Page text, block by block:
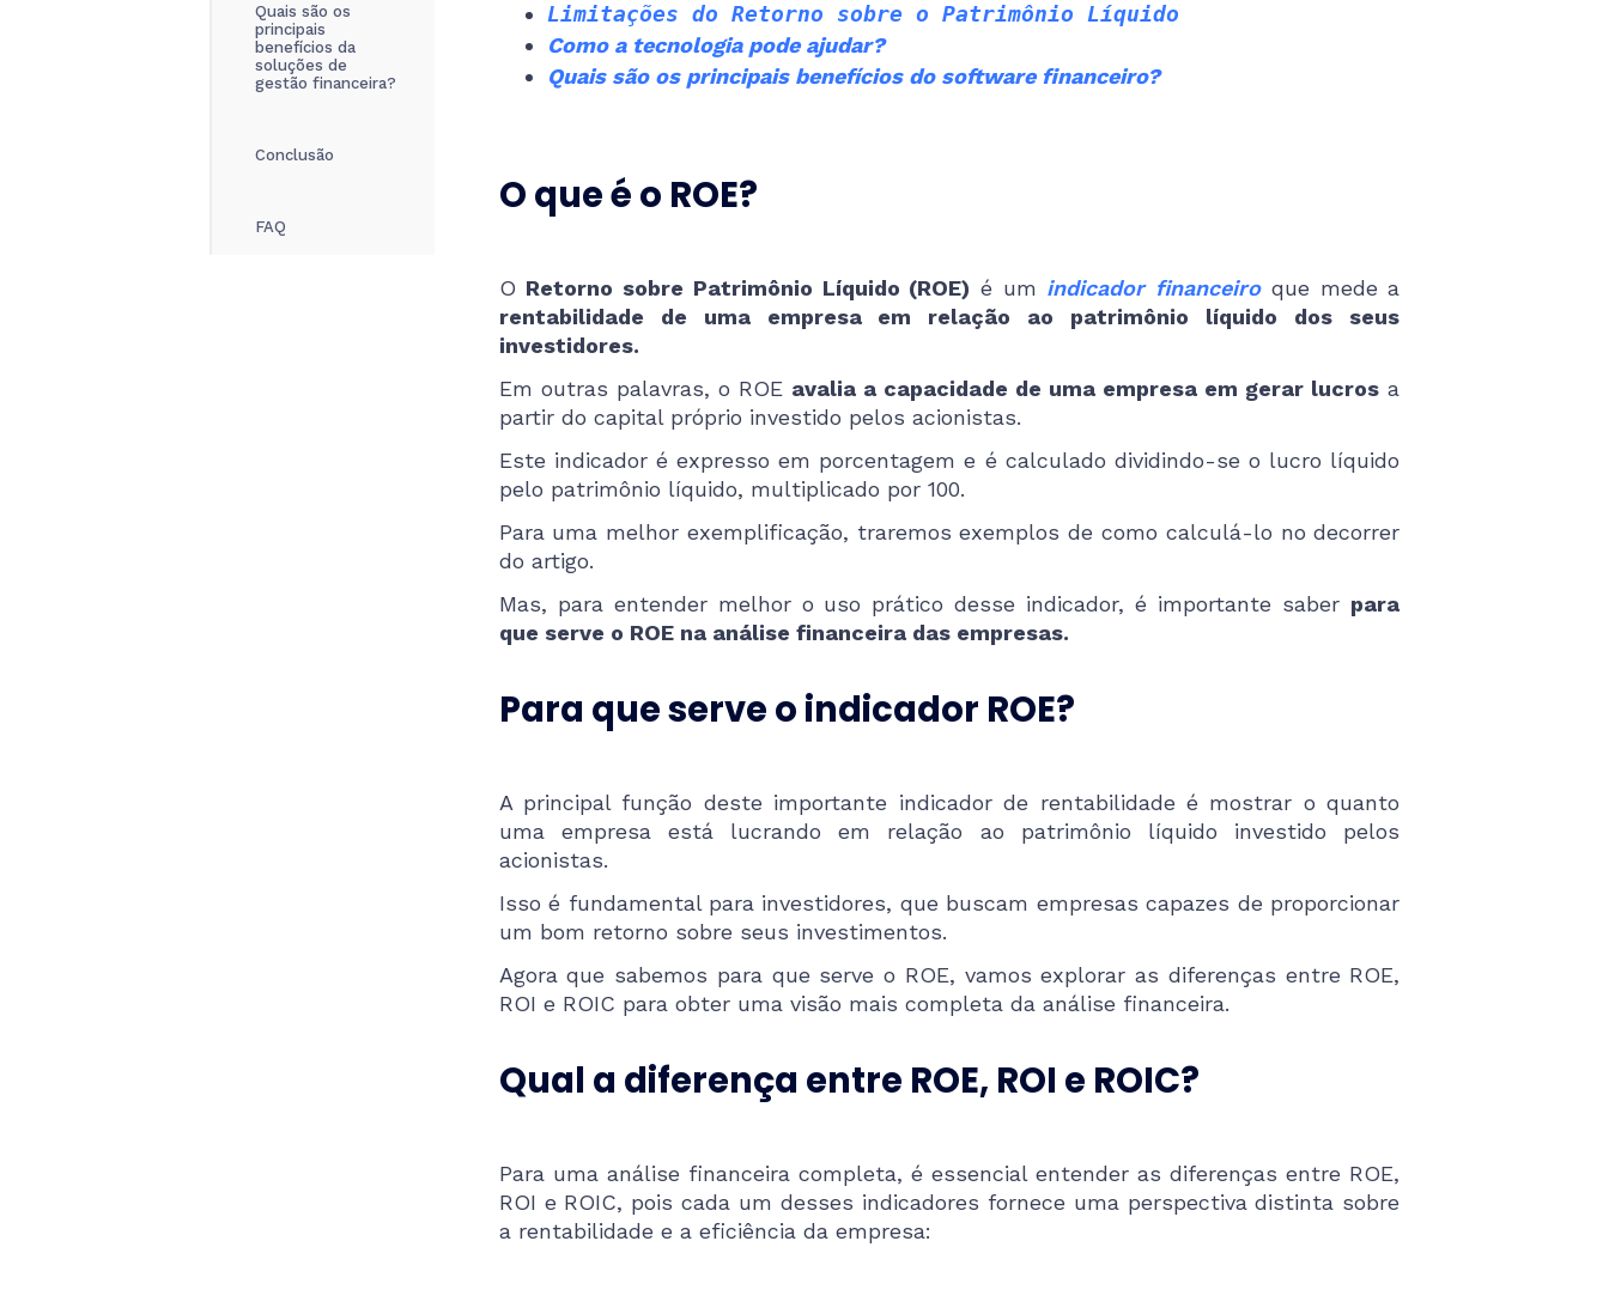
Quais são os
principais
benefícios da
soluções de
gestão financeira?
Conclusão
FAQ
Limitações do Retorno sobre o Patrimônio Líquido
Como a tecnologia pode ajudar?
Quais são os principais benefícios do software financeiro?
O que é o ROE?
O Retorno sobre Patrimônio Líquido (ROE) é um indicador financeiro que mede a
rentabilidade de uma empresa em relação ao patrimônio líquido dos seus
investidores.
Em outras palavras, o ROE avalia a capacidade de uma empresa em gerar lucros a
partir do capital próprio investido pelos acionistas.
Este indicador é expresso em porcentagem e é calculado dividindo-se o lucro líquido
pelo patrimônio líquido, multiplicado por 100.
Para uma melhor exemplificação, traremos exemplos de como calculá-lo no decorrer
do artigo.
Mas, para entender melhor o uso prático desse indicador, é importante saber para
que serve o ROE na análise financeira das empresas.
Para que serve o indicador ROE?
A principal função deste importante indicador de rentabilidade é mostrar o quanto
uma empresa está lucrando em relação ao patrimônio líquido investido pelos
acionistas.
Isso é fundamental para investidores, que buscam empresas capazes de proporcionar
um bom retorno sobre seus investimentos.
Agora que sabemos para que serve o ROE, vamos explorar as diferenças entre ROE,
ROI e ROIC para obter uma visão mais completa da análise financeira.
Qual a diferença entre ROE, ROI e ROIC?
Para uma análise financeira completa, é essencial entender as diferenças entre ROE,
ROI e ROIC, pois cada um desses indicadores fornece uma perspectiva distinta sobre
a rentabilidade e a eficiência da empresa: